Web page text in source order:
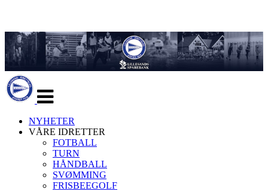
navigasjon
NYHETER
VÅRE IDRETTER
FOTBALL
TURN
HÅNDBALL
SVØMMING
FRISBEEGOLF